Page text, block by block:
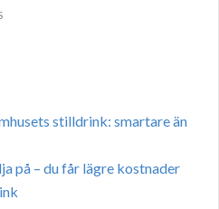
stilldrink: smartare än
på – du får lägre kostnader